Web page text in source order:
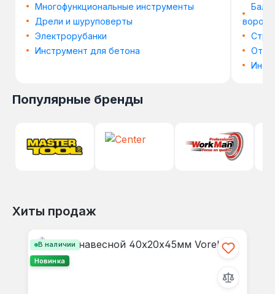
н…Многофункциональные инструменты
Дрели и шуруповерты
Электрорубанки
Инструмент для бетона
Популярные бренды
Хиты продаж
Пропустить галерею продуктов
В наличии
Новинка